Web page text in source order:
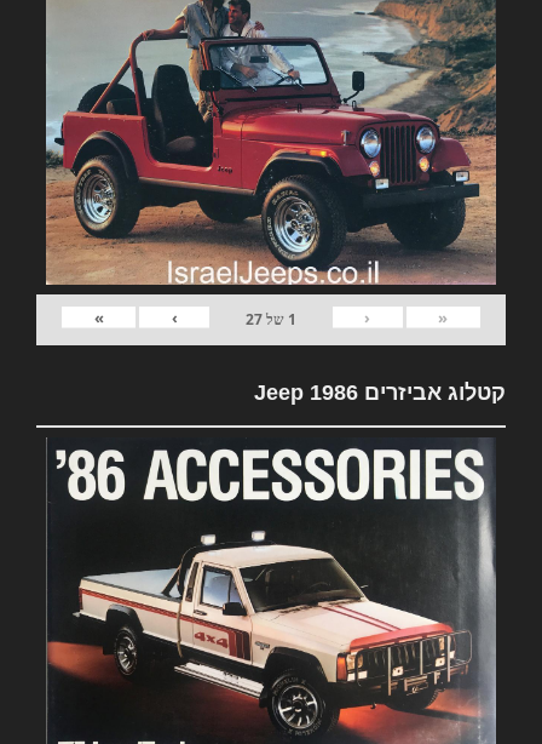
«
‹
1 של27
›
»
קטלוג אביזרים Jeep 1986